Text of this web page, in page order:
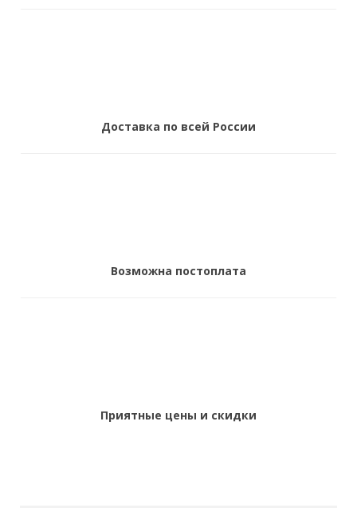
Доставка по всей России
Возможна постоплата
Приятные цены и скидки